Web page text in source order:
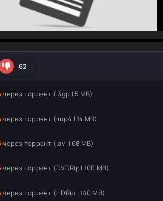
hd2160
hd1440
highres
hd1080
hd720
large
medium
small
tiny
62
через торрент (.3gp | 5 MB)
через торрент (.mp4 | 14 MB)
через торрент (.avi | 68 MB)
через торрент (DVDRip | 100 MB)
через торрент (HDRip | 140 MB)